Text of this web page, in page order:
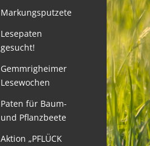
Markungsputzete
Lesepaten
gesucht!
Gemmrigheimer
Lesewochen
Paten für Baum-
und Pflanzbeete
Aktion „PFLÜCK